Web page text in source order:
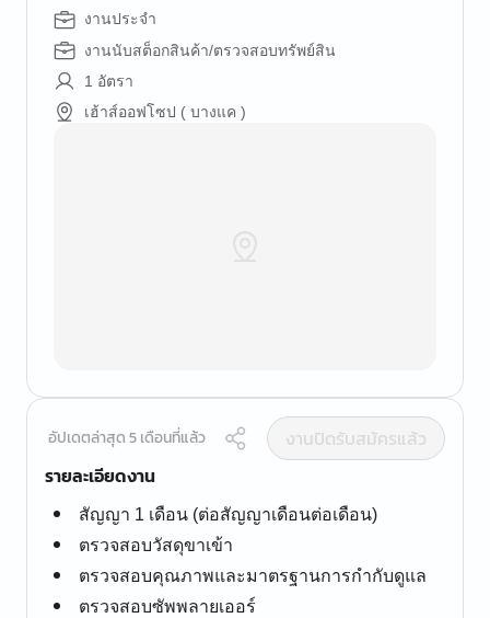
งานประจำ
งานนับสต็อกสินค้า/ตรวจสอบทรัพย์สิน
1 อัตรา
เฮ้าส์ออฟโซป ( บางแค )
อัปเดตล่าสุด 5 เดือนที่แล้ว
งานปิดรับสมัครแล้ว
รายละเอียดงาน
สัญญา 1 เดือน (ต่อสัญญาเดือนต่อเดือน)
ตรวจสอบวัสดุขาเข้า
ตรวจสอบคุณภาพและมาตรฐานการกำกับดูแล
ตรวจสอบซัพพลายเออร์